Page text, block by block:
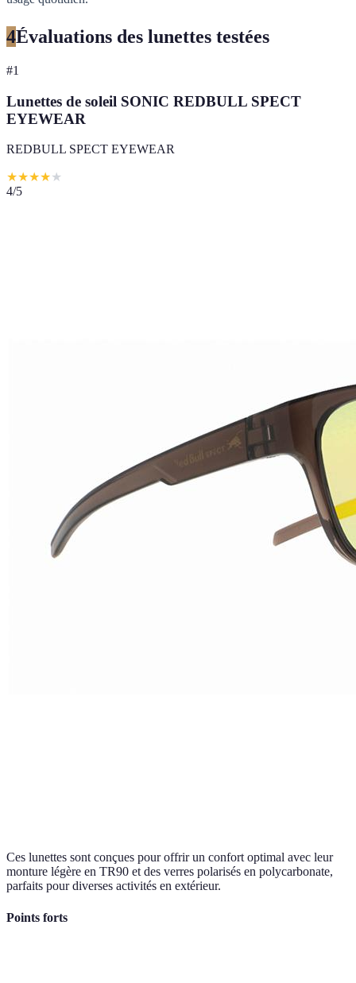
4Évaluations des lunettes testées
#1
Lunettes de soleil SONIC REDBULL SPECT
EYEWEAR
REDBULL SPECT EYEWEAR
★★★★★
4/5
Ces lunettes sont conçues pour offrir un confort optimal avec leur
monture légère en TR90 et des verres polarisés en polycarbonate,
parfaits pour diverses activités en extérieur.
Points forts